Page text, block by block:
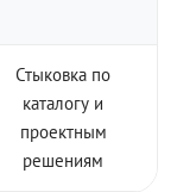
Стыковка по
каталогу и
проектным
решениям